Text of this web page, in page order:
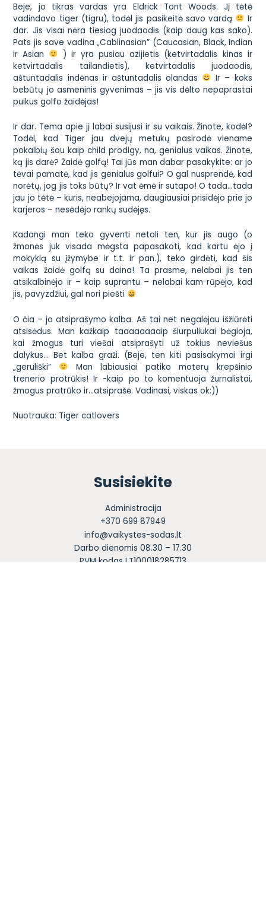
Beje, jo tikras vardas yra Eldrick Tont Woods. Jį tėtė
vadindavo tiger (tigru), todėl jis pasikeitė savo vardą
Ir
dar. Jis visai nėra tiesiog juodaodis (kaip daug kas sako).
Pats jis save vadina „Cablinasian” (Caucasian, Black, Indian
ir Asian
) ir yra pusiau azijietis (ketvirtadalis kinas ir
ketvirtadalis tailandietis), ketvirtadalis juodaodis,
aštuntadalis indėnas ir aštuntadalis olandas
Ir – koks
bebūtų jo asmeninis gyvenimas – jis vis dėlto nepaprastai
puikus golfo žaidėjas!
Ir dar. Tema apie jį labai susijusi ir su vaikais. Žinote, kodėl?
Todėl, kad Tiger jau dvejų metukų pasirodė viename
pokalbių šou kaipchild prodigy, na, genialus vaikas. Žinote,
ką jis darė? Žaidė golfą! Tai jūs man dabar pasakykite: ar jo
tėvai pamatė, kad jis genialus golfui? O gal nusprendė, kad
norėtų, jog jis toks būtų? Ir vat ėmė ir sutapo! O tada…tada
jau jo tėtė – kuris, neabejojama, daugiausiai prisidėjo prie jo
karjeros – nesėdėjo rankų sudėjęs.
Kadangi man teko gyventi netoli ten, kur jis augo (o
žmonės juk visada mėgsta papasakoti, kad kartu ėjo į
mokyklą su įžymybe ir t.t. ir pan.), teko girdėti, kad šis
vaikas žaidė golfą su daina! Ta prasme, nelabai jis ten
atsikalbinėjo ir – kaip suprantu – nelabai kam rūpėjo, kad
jis, pavyzdžiui, gal nori piešti
O čia –jo atsiprašymo kalba. Aš tai net negalėjau išžiūrėti
atsisėdus. Man kažkaip taaaaaaaaip šiurpuliukai bėgioja,
kai žmogus turi viešai atsiprašyti už tokius neviešus
dalykus… Bet kalba graži. (Beje, ten kiti pasisakymai irgi
„geruliški”
Man labiausiai patiko moterų krepšinio
trenerio protrūkis! Ir -kaip po to komentuoja žurnalistai,
žmogus pratrūko ir…atsiprašė. Vadinasi, viskas ok:))
Nuotrauka: Tiger catlovers
Susisiekite
Administracija
+370 699 87949
info@vaikystes-sodas.lt
Darbo dienomis 08.30 – 17.30
PVM kodas LT100018285713